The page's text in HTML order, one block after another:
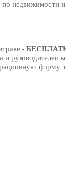
недвижимости
-
руководителеи